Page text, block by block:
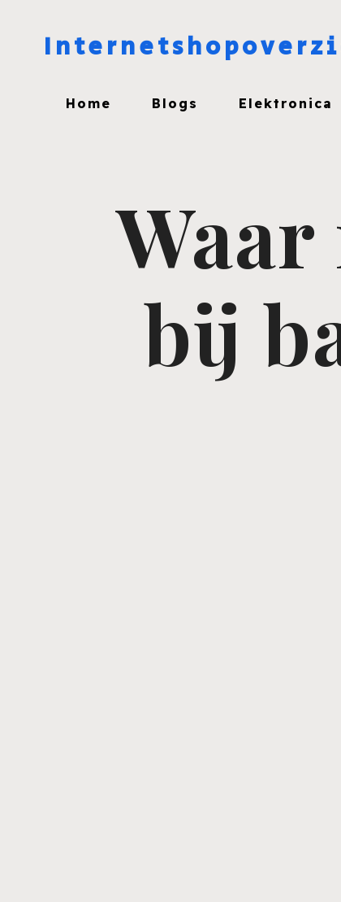
Home Blogs Elektronica
bij